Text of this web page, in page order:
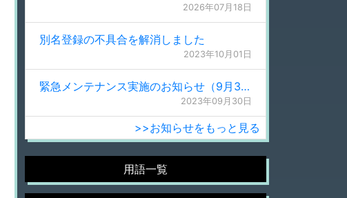
2026年07月18日
別名登録の不具合を解消しました
2023年10月01日
緊急メンテナンス実施のお知らせ（9月30日 0:15更新）
2023年09月30日
>>お知らせをもっと見る
用語一覧